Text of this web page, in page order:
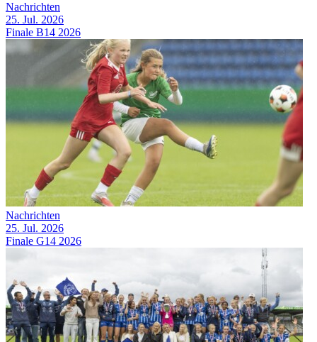
Nachrichten
25. Jul. 2026
Finale B14 2026
Nachrichten
25. Jul. 2026
Finale G14 2026